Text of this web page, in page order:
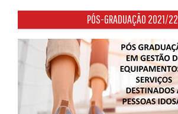
PÓS-GRADUAÇÃO 2021/22